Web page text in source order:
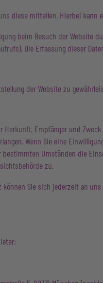
diese mitteilen. Hierbei
beim Besuch der Website
Die Erfassung dieser
der Website zu
Empfänger und
Wenn Sie eine
Umständen die
zu.
Sie sich jederzeit an uns